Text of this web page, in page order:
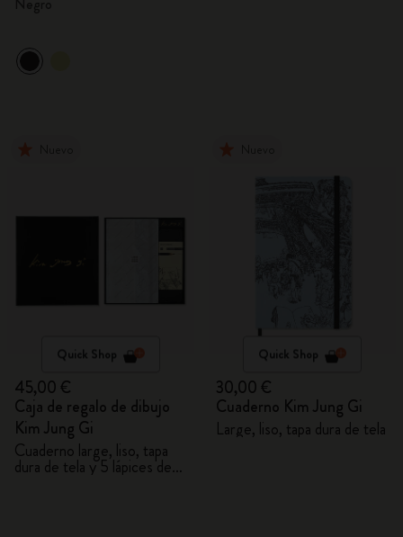
Quick Shop
45,00 €
Caja de regalo de dibujo
Kim Jung Gi
Cuaderno large, liso, tapa
dura de tela y 5 lápices de
Quick Shop
30,00 €
Cuaderno Kim Jung Gi
Large, liso, tapa dura de tela